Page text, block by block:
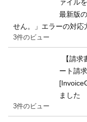
ァイル
最新版
せん。」エラーの対応
3件のビュー
【請
ート請
ました
3件のビュー